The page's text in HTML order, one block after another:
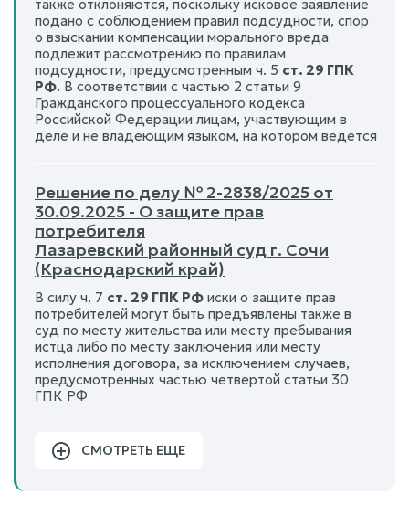
также отклоняются, поскольку исковое заявление
подано с соблюдением правил подсудности, спор
о взыскании компенсации морального вреда
подлежит рассмотрению по правилам
подсудности, предусмотренным ч. 5 ст. 29 ГПК
РФ. В соответствии с частью 2 статьи 9
Гражданского процессуального кодекса
Российской Федерации лицам, участвующим в
деле и не владеющим языком, на котором ведется
Решение по делу № 2-2838/2025 от
30.09.2025 - О защите прав
потребителя
Лазаревский районный суд г. Сочи
(Краснодарский край)
В силу ч. 7 ст. 29 ГПК РФ иски о защите прав
потребителей могут быть предъявлены также в
суд по месту жительства или месту пребывания
истца либо по месту заключения или месту
исполнения договора, за исключением случаев,
предусмотренных частью четвертой статьи 30
ГПК РФ
СМОТРЕТЬ ЕЩЕ